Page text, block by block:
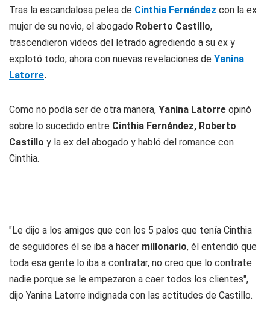
Tras la escandalosa pelea de Cinthia Fernández con la ex
mujer de su novio, el abogado Roberto Castillo,
trascendieron videos del letrado agrediendo a su ex y
explotó todo, ahora con nuevas revelaciones de Yanina
Latorre.
Como no podía ser de otra manera, Yanina Latorre opinó
sobre lo sucedido entre Cinthia Fernández, Roberto
Castillo y la ex del abogado y habló del romance con
Cinthia.
"Le dijo a los amigos que con los 5 palos que tenía Cinthia
de seguidores él se iba a hacer millonario, él entendió que
toda esa gente lo iba a contratar, no creo que lo contrate
nadie porque se le empezaron a caer todos los clientes",
dijo Yanina Latorre indignada con las actitudes de Castillo.